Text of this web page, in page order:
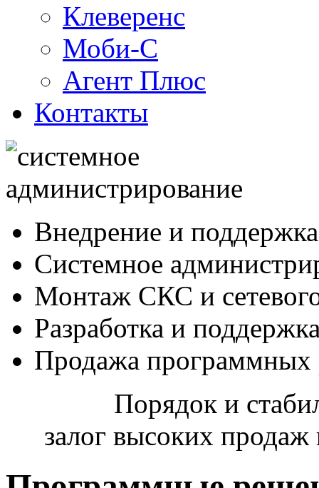
Клеверенс
Моби-С
Агент Плюс
Контакты
Внедрение и
Системное
Монтаж СКС и
Разработка и
Продажа
Порядок и
залог высоких